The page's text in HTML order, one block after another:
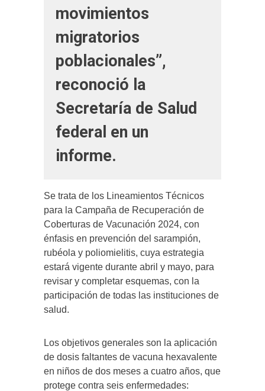
movimientos
migratorios
poblacionales”,
reconoció la
Secretaría de Salud
federal en un
informe.
Se trata de los Lineamientos Técnicos
para la Campaña de Recuperación de
Coberturas de Vacunación 2024, con
énfasis en prevención del sarampión,
rubéola y poliomielitis, cuya estrategia
estará vigente durante abril y mayo, para
revisar y completar esquemas, con la
participación de todas las instituciones de
salud.
Los objetivos generales son la aplicación
de dosis faltantes de vacuna hexavalente
en niños de dos meses a cuatro años, que
protege contra seis enfermedades: